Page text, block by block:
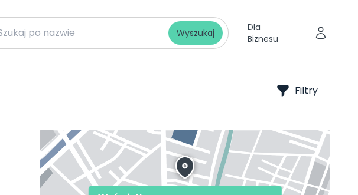
Wyszukaj
Dla
Biznesu
Filtry